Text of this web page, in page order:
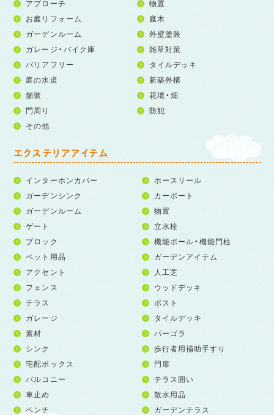
アプローチ
物置
お庭リフォーム
庭木
ガーデンルーム
外壁塗装
ガレージ・バイク庫
雑草対策
バリアフリー
タイルデッキ
庭の水道
新築外構
舗装
花壇・畑
門周り
防犯
その他
エクステリアアイテム
インターホンカバー
ホースリール
ガーデンシンク
カーポート
ガーデンルーム
物置
ゲート
立水栓
ブロック
機能ポール・機能門柱
ペット用品
ガーデンアイテム
アクセント
人工芝
フェンス
ウッドデッキ
テラス
ポスト
ガレージ
タイルデッキ
素材
パーゴラ
シンク
歩行者用補助手すり
宅配ボックス
門扉
バルコニー
テラス囲い
車止め
散水用品
ベンチ
ガーデンテラス